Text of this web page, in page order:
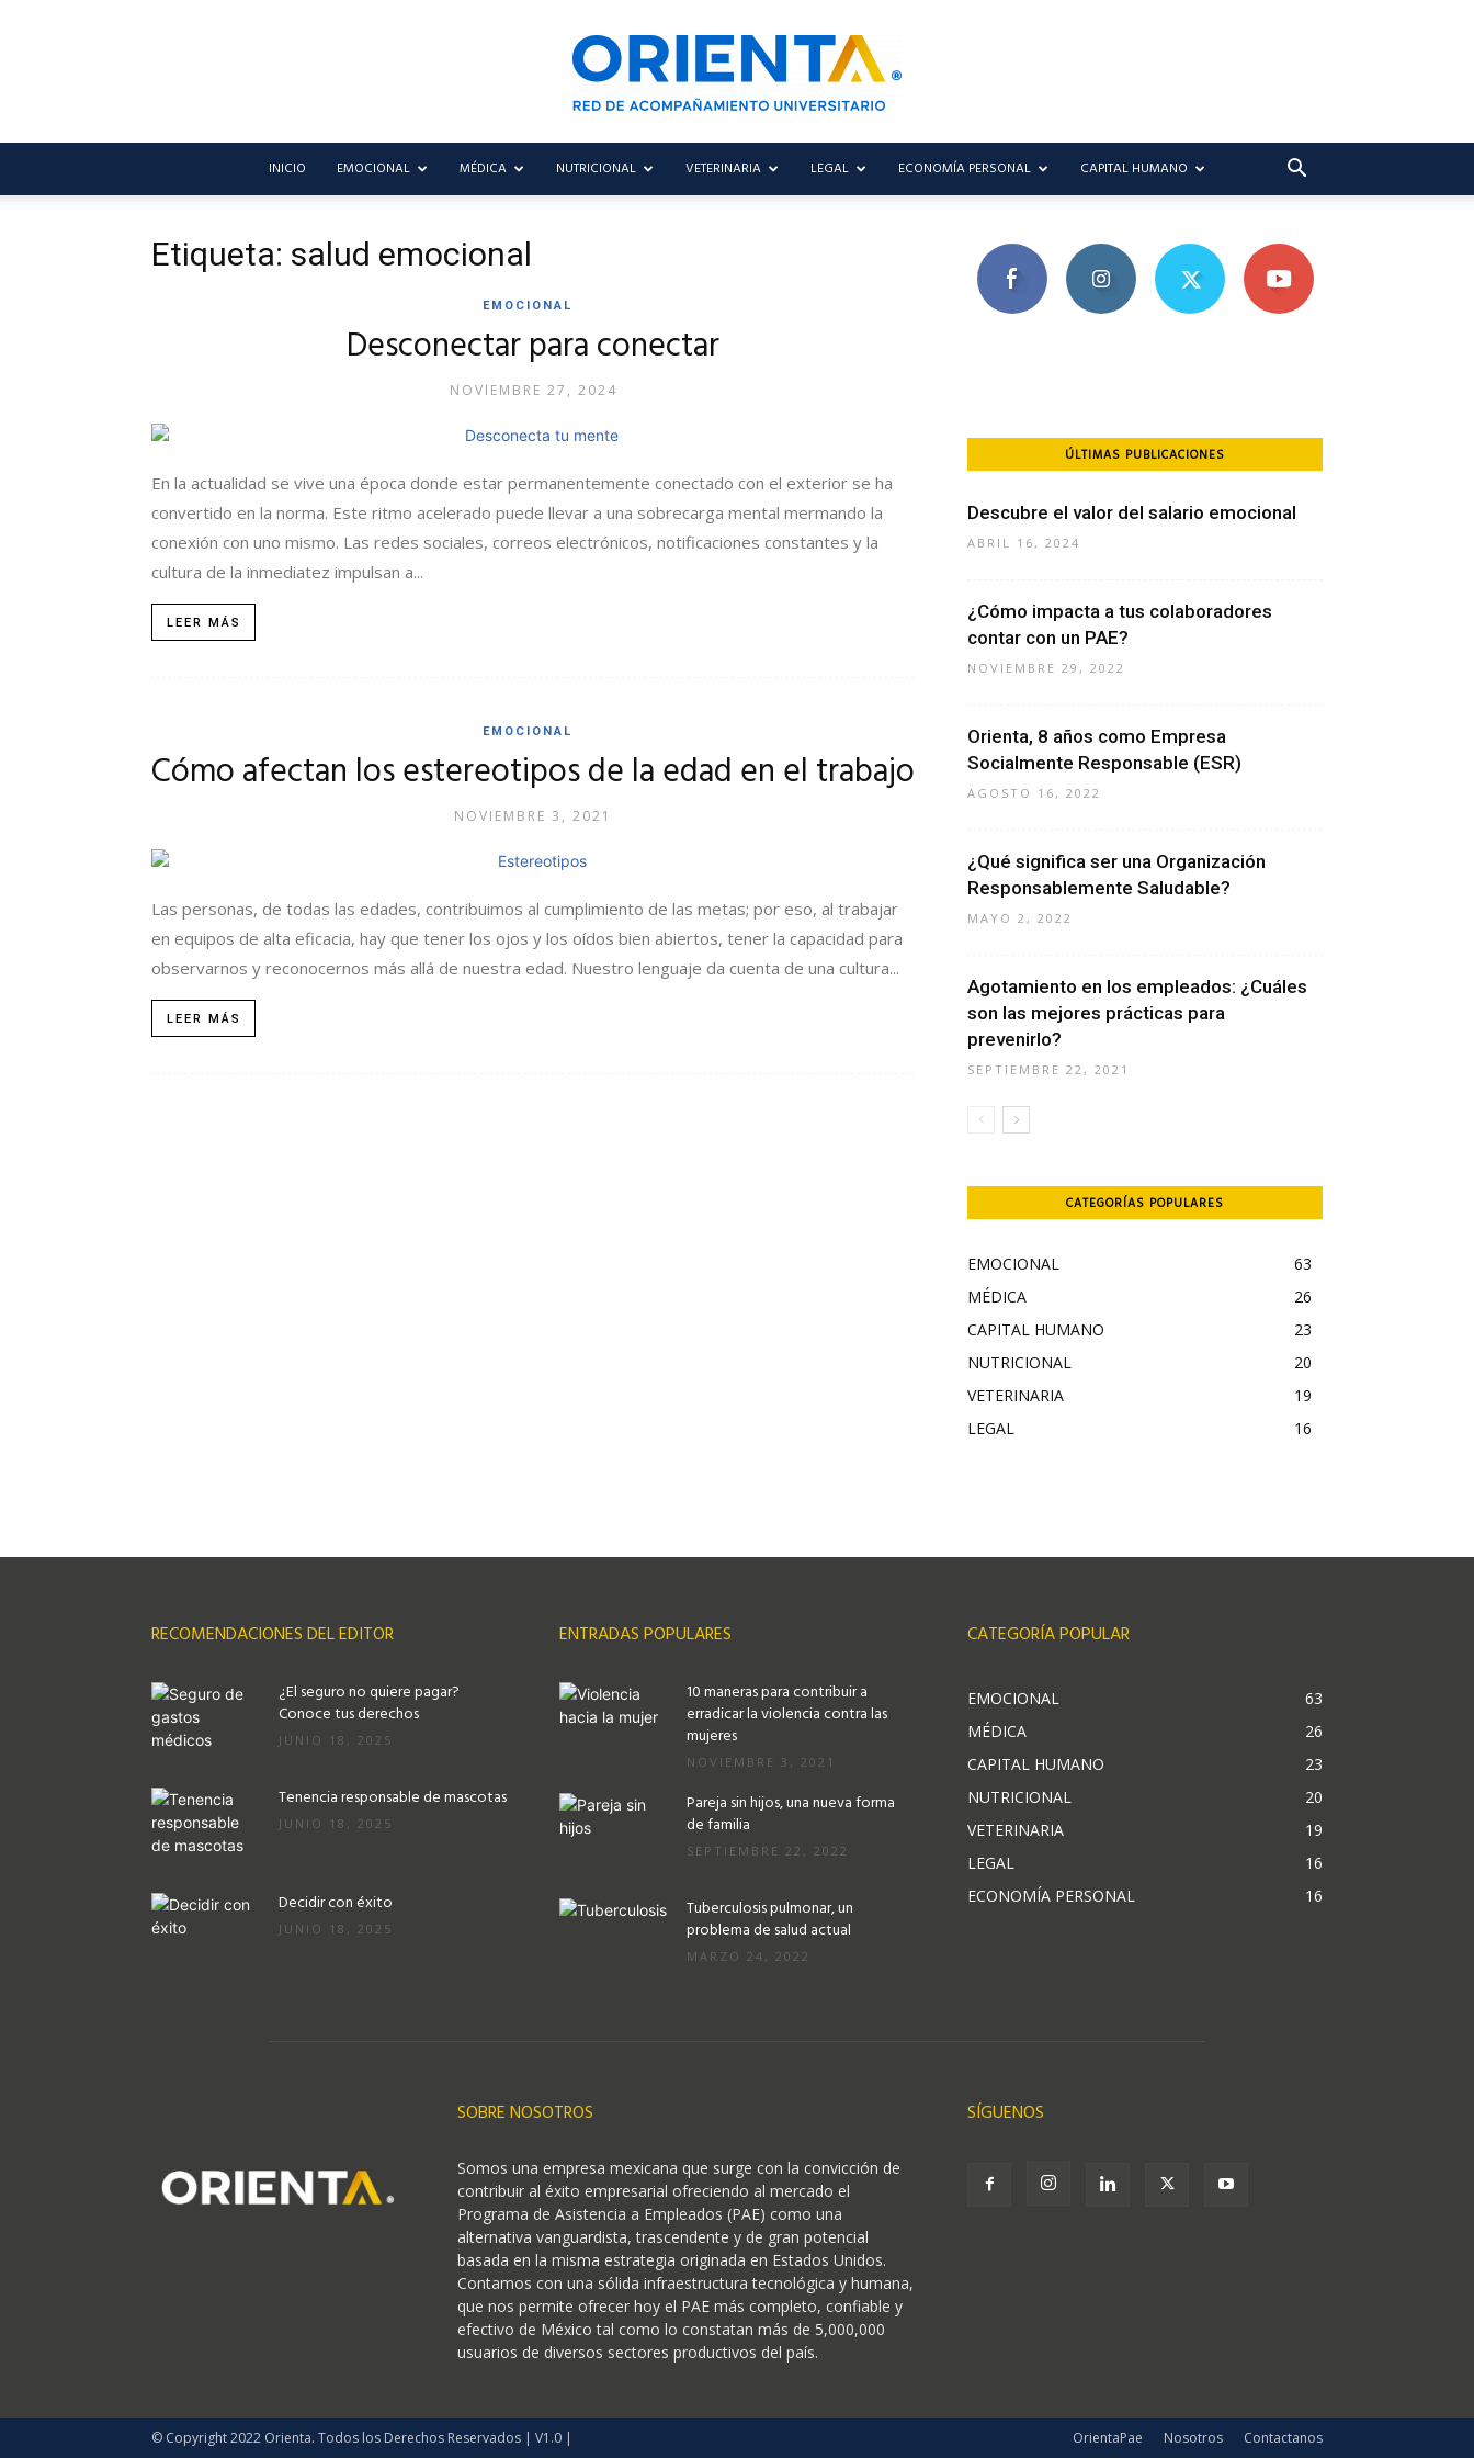
INICIO EMOCIONAL MÉDICA NUTRICIONAL VETERINARIA LEGAL ECONOMÍA PERSONAL CAPITAL HUMANO
Etiqueta: salud emocional
EMOCIONAL
Desconectar para conectar
NOVIEMBRE 27, 2024
En la actualidad se vive una época donde estar permanentemente conectado con el exterior se ha
convertido en la norma. Este ritmo acelerado puede llevar a una sobrecarga mental mermando la
conexión con uno mismo. Las redes sociales, correos electrónicos, notificaciones constantes y la
cultura de la inmediatez impulsan a...
LEER MÁS
EMOCIONAL
Cómo afectan los estereotipos de la edad en el trabajo
NOVIEMBRE 3, 2021
Las personas, de todas las edades, contribuimos al cumplimiento de las metas; por eso, al trabajar
en equipos de alta eficacia, hay que tener los ojos y los oídos bien abiertos, tener la capacidad para
observarnos y reconocernos más allá de nuestra edad. Nuestro lenguaje da cuenta de una cultura...
LEER MÁS
ÚLTIMAS PUBLICACIONES
Descubre el valor del salario emocional
ABRIL 16, 2024
¿Cómo impacta a tus colaboradores
contar con un PAE?
NOVIEMBRE 29, 2022
Orienta, 8 años como Empresa
Socialmente Responsable (ESR)
AGOSTO 16, 2022
¿Qué significa ser una Organización
Responsablemente Saludable?
MAYO 2, 2022
Agotamiento en los empleados: ¿Cuáles
son las mejores prácticas para
prevenirlo?
SEPTIEMBRE 22, 2021
CATEGORÍAS POPULARES
EMOCIONAL
63
MÉDICA
26
CAPITAL HUMANO
23
NUTRICIONAL
20
VETERINARIA
19
LEGAL
16
RECOMENDACIONES DEL EDITOR
¿El seguro no quiere pagar?
Conoce tus derechos
JUNIO 18, 2025
Tenencia responsable de mascotas
JUNIO 18, 2025
Decidir con éxito
JUNIO 18, 2025
ENTRADAS POPULARES
10 maneras para contribuir a
erradicar la violencia contra las
mujeres
NOVIEMBRE 3, 2021
Pareja sin hijos, una nueva forma
de familia
SEPTIEMBRE 22, 2022
Tuberculosis pulmonar, un
problema de salud actual
MARZO 24, 2022
CATEGORÍA POPULAR
EMOCIONAL
63
MÉDICA
26
CAPITAL HUMANO
23
NUTRICIONAL
20
VETERINARIA
19
LEGAL
16
ECONOMÍA PERSONAL
16
SOBRE NOSOTROS
Somos una empresa mexicana que surge con la convicción de
contribuir al éxito empresarial ofreciendo al mercado el
Programa de Asistencia a Empleados (PAE) como una
alternativa vanguardista, trascendente y de gran potencial
basada en la misma estrategia originada en Estados Unidos.
Contamos con una sólida infraestructura tecnológica y humana,
que nos permite ofrecer hoy el PAE más completo, confiable y
efectivo de México tal como lo constatan más de 5,000,000
usuarios de diversos sectores productivos del país.
SÍGUENOS
OrientaPae Nosotros Contactanos
© Copyright 2022 Orienta. Todos los Derechos Reservados | V1.0 |